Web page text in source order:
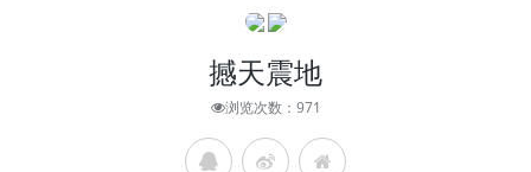
撼天震地
浏览次数：971